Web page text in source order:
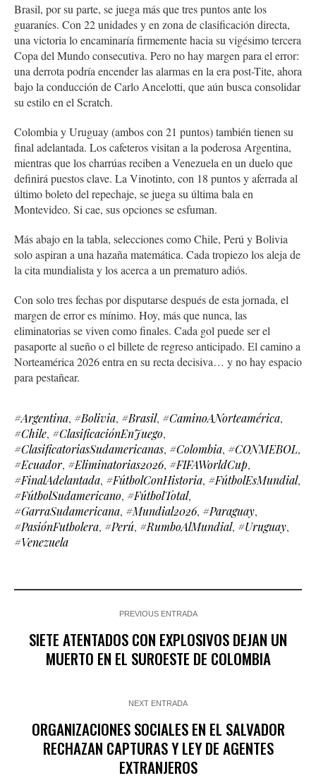
Brasil, por su parte, se juega más que tres puntos ante los
guaraníes. Con 22 unidades y en zona de clasificación directa,
una victoria lo encaminaría firmemente hacia su vigésimo tercera
Copa del Mundo consecutiva. Pero no hay margen para el error:
una derrota podría encender las alarmas en la era post-Tite, ahora
bajo la conducción de Carlo Ancelotti, que aún busca consolidar
su estilo en el Scratch.
Colombia y Uruguay (ambos con 21 puntos) también tienen su
final adelantada. Los cafeteros visitan a la poderosa Argentina,
mientras que los charrúas reciben a Venezuela en un duelo que
definirá puestos clave. La Vinotinto, con 18 puntos y aferrada al
último boleto del repechaje, se juega su última bala en
Montevideo. Si cae, sus opciones se esfuman.
Más abajo en la tabla, selecciones como Chile, Perú y Bolivia
solo aspiran a una hazaña matemática. Cada tropiezo los aleja de
la cita mundialista y los acerca a un prematuro adiós.
Con solo tres fechas por disputarse después de esta jornada, el
margen de error es mínimo. Hoy, más que nunca, las
eliminatorias se viven como finales. Cada gol puede ser el
pasaporte al sueño o el billete de regreso anticipado. El camino a
Norteamérica 2026 entra en su recta decisiva… y no hay espacio
para pestañear.
#Argentina, #Bolivia, #Brasil, #CaminoANorteamérica,
#Chile, #ClasificaciónEnJuego,
#ClasificatoriasSudamericanas, #Colombia, #CONMEBOL,
#Ecuador, #Eliminatorias2026, #FIFAWorldCup,
#FinalAdelantada, #FútbolConHistoria, #FútbolEsMundial,
#FútbolSudamericano, #FútbolTotal,
#GarraSudamericana, #Mundial2026, #Paraguay,
#PasiónFutbolera, #Perú, #RumboAlMundial, #Uruguay,
#Venezuela
PREVIOUS ENTRADA
SIETE ATENTADOS CON EXPLOSIVOS DEJAN UN
MUERTO EN EL SUROESTE DE COLOMBIA
NEXT ENTRADA
ORGANIZACIONES SOCIALES EN EL SALVADOR
RECHAZAN CAPTURAS Y LEY DE AGENTES
EXTRANJEROS